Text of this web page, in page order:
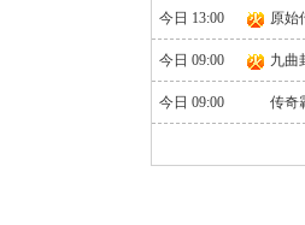
今日 13:00 原始
今日 09:00 九曲
今日 09:00 传奇